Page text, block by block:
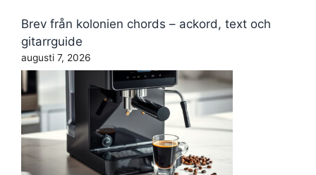
Brev från kolonien chords – ackord, text och
gitarrguide
augusti 7, 2026